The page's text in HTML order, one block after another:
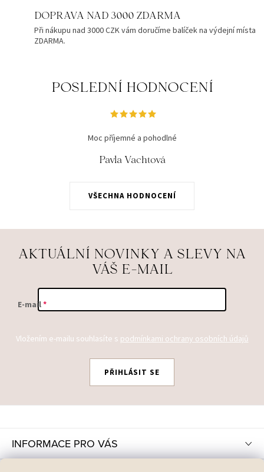
DOPRAVA NAD 3000 ZDARMA
Při nákupu nad 3000 CZK vám doručíme balíček na výdejní místa
ZDARMA.
POSLEDNÍ HODNOCENÍ
VŠECHNA HODNOCENÍ
Moc příjemné a pohodlné
Pavla Vachtová
AKTUÁLNÍ NOVINKY A SLEVY NA
VÁŠ E-MAIL
E-mail
Vložením e-mailu souhlasíte s podmínkami ochrany osobních údajů
PŘIHLÁSIT SE
Z
A
INFORMACE PRO VÁS